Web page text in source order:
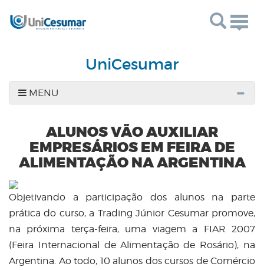
UniCesumar
MENU
ALUNOS VÃO AUXILIAR
EMPRESÁRIOS EM FEIRA DE
ALIMENTAÇÃO NA ARGENTINA
Objetivando a participação dos alunos na parte
prática do curso, a Trading Júnior Cesumar promove,
na próxima terça-feira, uma viagem a FIAR 2007
(Feira Internacional de Alimentação de Rosário), na
Argentina. Ao todo, 10 alunos dos cursos de Comércio